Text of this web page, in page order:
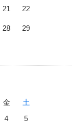
21 22
28 29
金
土
4 5